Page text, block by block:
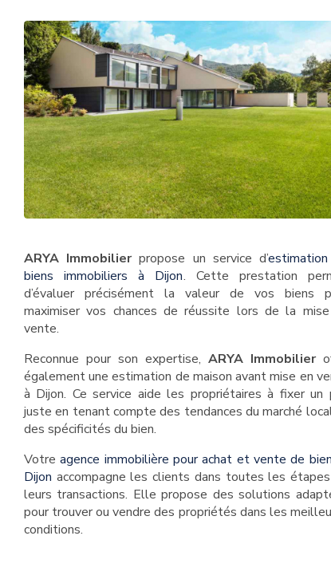
ARYA Immobilierpropose un service d’
biens immobiliers à Dijon. Cette prestation
d’évaluer précisément la valeur de vos biens
maximiser vos chances de réussite lors de la
vente.
Reconnue pour son expertise, ARYA Immobilier
également une estimation de maison avant mise en
à Dijon. Ce service aide les propriétaires à fixer un
juste en tenant compte des tendances du marché
des spécificités du bien.
Votreagence immobilière pour achat et vente de
Dijon accompagne les clients dans toutes les
leurs transactions. Elle propose des solutions
pour trouver ou vendre des propriétés dans les
conditions.